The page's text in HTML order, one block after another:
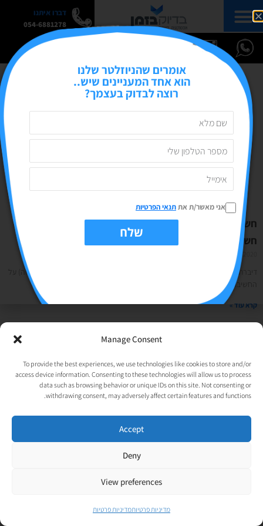
Manage Consent
To provide the best experiences, we use technologies like cookies to store and/or
access device information. Consenting to these technologies will allow us to process
data such as browsing behavior or unique IDs on this site. Not consenting or
withdrawing consent, may adversely affect certain features and functions.
Accept
Deny
View preferences
מדיניות פרטיותמדיניות פרטיות
דברו איתנו
054-6881278
חשיבות הנכסים הדיגיטליים בעולם של היום | מתוך אתר
חשבונית ירוקה
01/12/2020
דיברתי לא מעט בעבר (וגם הרבה בפגישות האישיות שלי עם הלקוחות שאני מלווה) על
החשיבות של הנכסים הדיגיטליים. אז מה זה בעצם? נכס דיגיטלי הוא
קרא עוד »
© כל הזכויות שמורות לאורטל גנות-אפלבוים |מדיניות פרטיות
נבנה ע״י
TechJump
, העסק החברתי לבניית אתרים | עיצוב וגרפיקה:
psycat
אומרים שהניוזלטר שלנו
הוא אחד המעניינים שיש..
רוצה לבדוק בעצמך?
אני מאשר/ת אתתנאי הפרטיות
שלח